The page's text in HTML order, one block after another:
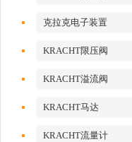
克拉克电子装置
KRACHT限压阀
KRACHT溢流阀
KRACHT马达
KRACHT流量计